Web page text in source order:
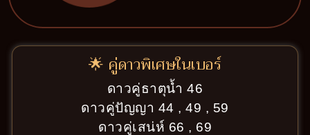
🌟 คู่ดาวพิเศษในเบอร์
ดาวคู่ธาตุน้ำ 46
ดาวคู่ปัญญา 44 , 49 , 59
ดาวคู่เสน่ห์ 66 , 69